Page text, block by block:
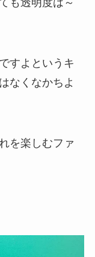
も透明度は～
すよというキ
なくなかちよ
を楽しむファ